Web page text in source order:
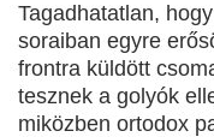
Tagadhatatlan,
soraiban egyre
frontra küldött
tesznek a golyók
miközben ortodox